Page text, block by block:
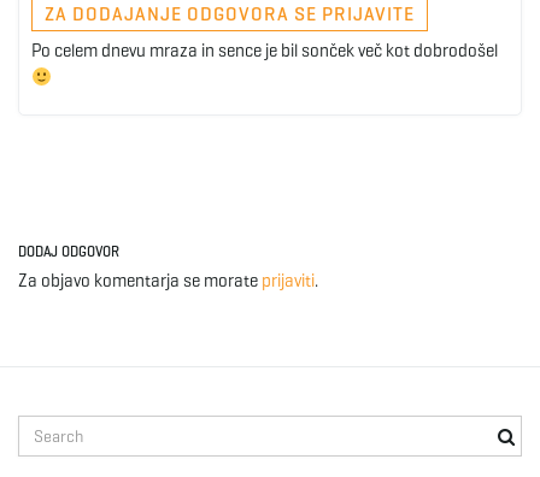
ZA DODAJANJE ODGOVORA SE PRIJAVITE
Po celem dnevu mraza in sence je bil sonček več kot dobrodošel
DODAJ ODGOVOR
Za objavo komentarja se morate prijaviti.
e